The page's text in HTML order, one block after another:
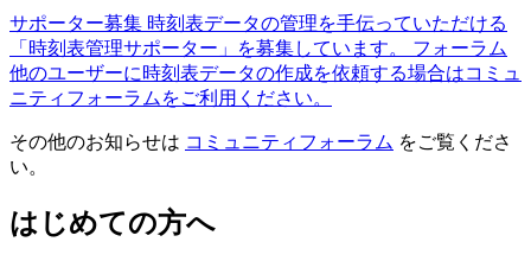
サポーター募集 時刻表データの管理を手伝っていただける
「時刻表管理サポーター」を募集しています。
フォーラム
他のユーザーに時刻表データの作成を依頼する場合はコミュ
ニティフォーラムをご利用ください。
その他のお知らせは コミュニティフォーラム をご覧くださ
い。
はじめての方へ